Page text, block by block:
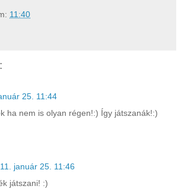
11:40
25. 11:44
ha nem is olyan régen!:) Így játszanák!:)
január 25. 11:46
játszani! :)